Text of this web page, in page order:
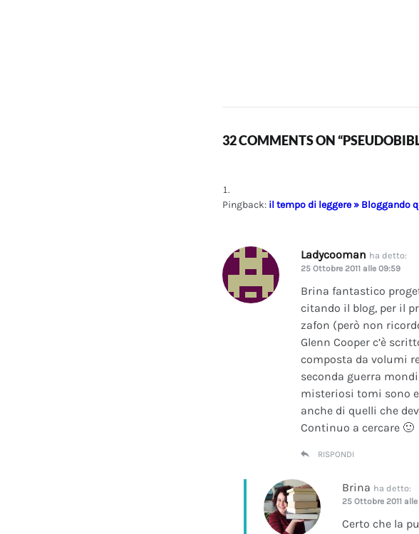
32 COMMENTS ON
Pingback: il tempo di leggere » Bloggando
Ladycooman ha detto:
25 Ottobre 2011 alle 09:59
Brina fantastico
citando il blog, per il
zafon (però non
Glenn Cooper c’è
composta da volumi
seconda guerra
misteriosi tomi sono
anche di quelli che
Continuo a cercare 🙂
RISPONDI
Brina ha detto:
25 Ottobre 2011 alle
Certo che la